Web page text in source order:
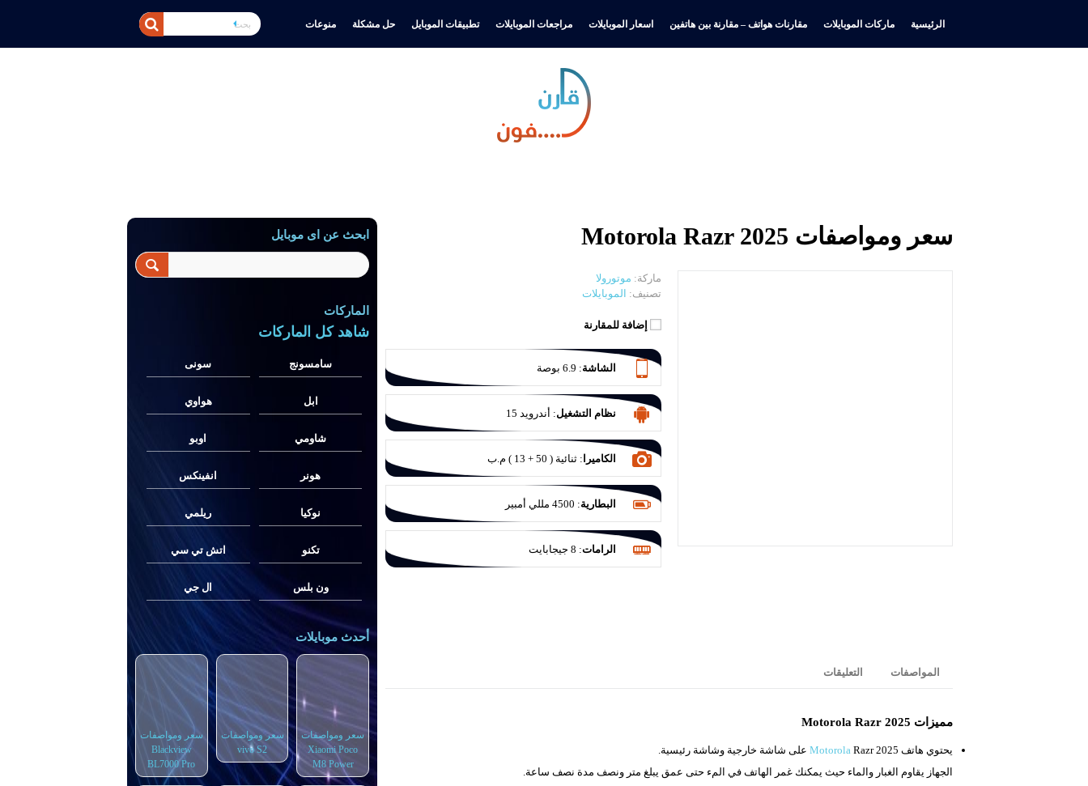
الرئيسية ماركات الموبايلات مقارنات هواتف – مقارنة بين هاتفين اسعار الموبايلات مراجعات الموبايلات تطبيقات الموبايل حل مشكلة منوعات
سعر ومواصفات Motorola Razr 2025
ماركة: موتورولا
تصنيف: الموبايلات
إضافة للمقارنة
الشاشة: 6.9 بوصة
نظام التشغيل: أندرويد 15
الكاميرا :ثنائية ( 50 + 13 ) م.ب
البطارية: 4500 مللي أمبير
الرامات: 8 جيجابايت
المواصفات التعليقات
مميزات Motorola Razr 2025
يحتوي هاتف Motorola Razr 2025 على شاشة خارجية وشاشة رئيسية.
الجهاز يقاوم الغبار والماء حيث يمكنك غمر الهاتف في المء حتى عمق يبلغ متر ونصف مدة نصف ساعة.
ابحث عن اى موبايل
الماركات
شاهد كل الماركات
سامسونج سونى
ابل هواوي
شاومي اوبو
هونر انفينكس
نوكيا ريلمي
تكنو اتش تي سي
ون بلس ال جي
أحدث موبايلات
سعر ومواصفات
Xiaomi Poco
M8 Power
سعر ومواصفات
vivo S2
سعر ومواصفات
Blackview
BL7000 Pro